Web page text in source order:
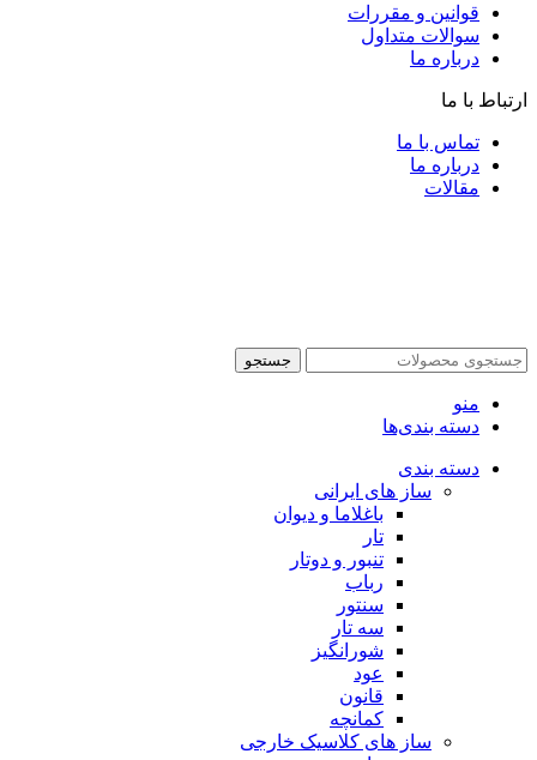
قوانین و مقررات
سوالات متداول
درباره ما
ارتباط با ما
تماس با ما
درباره ما
مقالات
جستجو
منو
دسته بندی‌ها
دسته بندی
ساز های ایرانی
باغلاما و دیوان
تار
تنبور و دوتار
رباب
سنتور
سه تار
شورانگیز
عود
قانون
کمانچه
ساز های کلاسیک خارجی